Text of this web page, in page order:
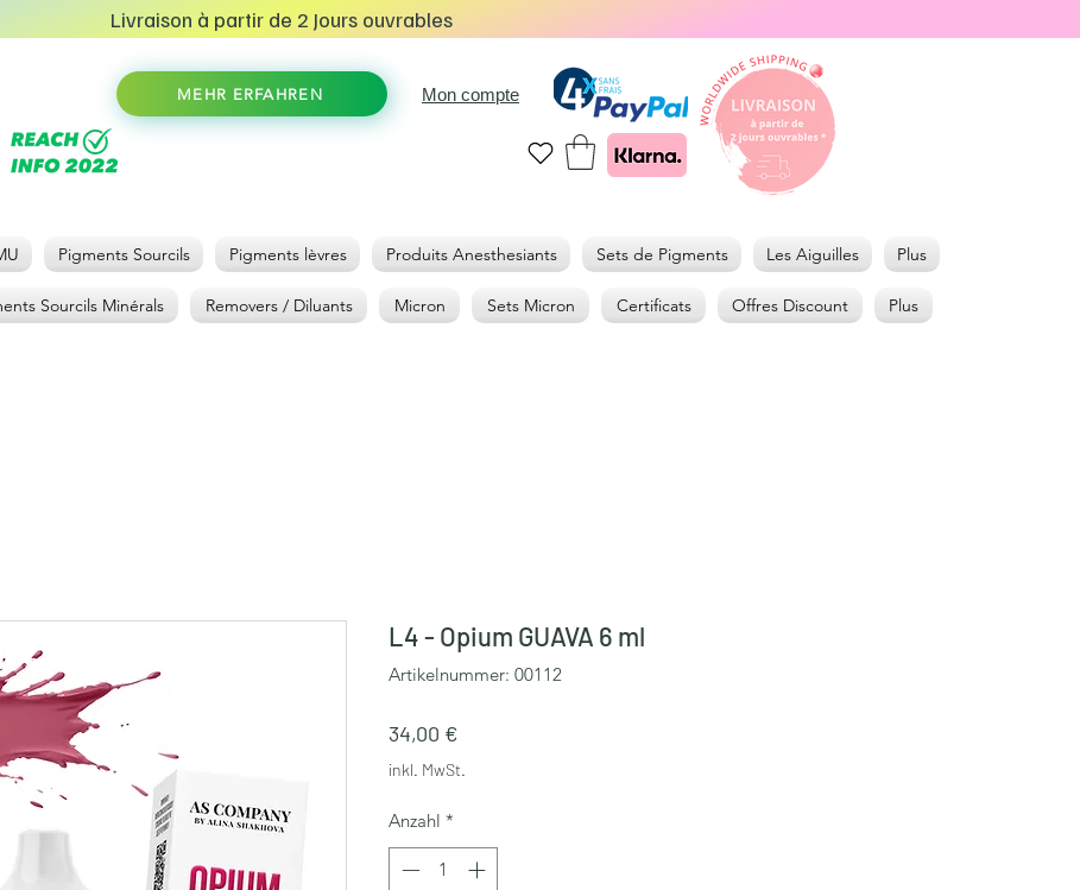
MEHR ERFAHREN Mon compte
Pigments Sourcils Pigments lèvres Produits Anesthesiants Sets de Pigments Les Aiguilles Plus
Sourcils Minérals Removers / Diluants Micron Sets Micron Certificats Offres Discount Plus
Livraison à partir de 2 Jours ouvrables
L4 - Opium GUAVA 6 ml
Artikelnummer: 00112
34,00 €Preis
inkl. MwSt.
Anzahl *